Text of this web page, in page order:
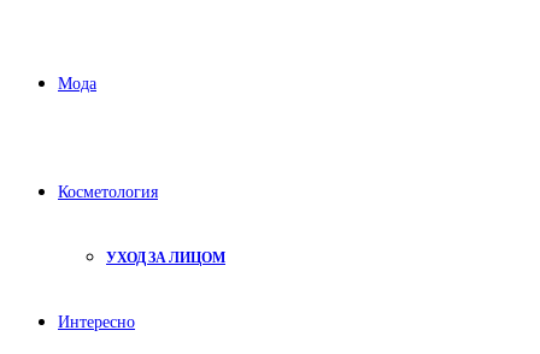
Мода
Косметология
УХОД ЗА ЛИЦОМ
Интересно